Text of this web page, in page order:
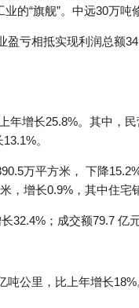
的“旗舰”。中远30万吨
亏相抵实现利润总额
增长25.8%。其中，民
。
万平方米， 下降
增长0.9%，其中住宅
32.4%；成交额79.7 亿元
公里，比上年增长